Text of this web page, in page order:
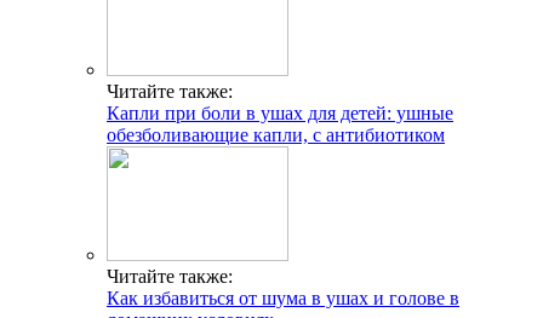
Читайте также:
Капли при боли в ушах для детей: ушные
обезболивающие капли, с антибиотиком
Читайте также:
Как избавиться от шума в ушах и голове в